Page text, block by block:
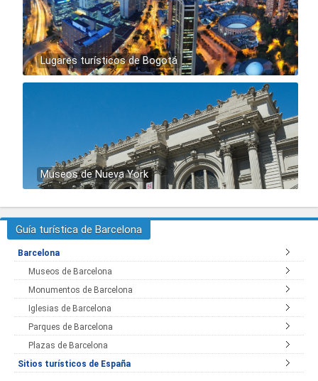
Lugares turísticos de Bogotá
Museos de Nueva York
Guía turística de Barcelona
Barcelona
Museos de Barcelona
Monumentos de Barcelona
Iglesias de Barcelona
Parques de Barcelona
Plazas de Barcelona
Sitios turísticos de España